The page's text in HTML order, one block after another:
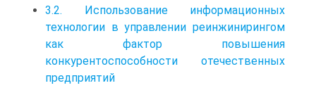
3.2. Использование информационных
технологии в управлении реинжинирингом
как фактор повышения
конкурентоспособности отечественных
предприятий